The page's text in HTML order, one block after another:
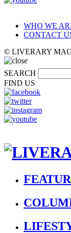
WHO WE
CONTACT
© LIVERARY
SEARCH
FIND US